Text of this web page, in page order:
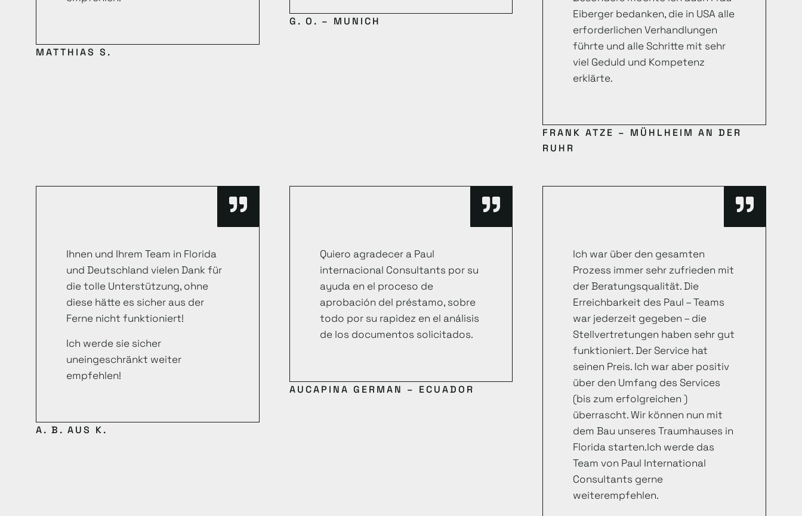
MATTHIAS S.
G. O. – MUNICH
Eiberger bedanken, die in USA alle
erforderlichen Verhandlungen
führte und alle Schritte mit sehr
viel Geduld und Kompetenz
erklärte.
FRANK ATZE – MÜHLHEIM AN DER
RUHR
Ihnen und Ihrem Team in Florida
und Deutschland vielen Dank für
die tolle Unterstützung, ohne
diese hätte es sicher aus der
Ferne nicht funktioniert!
Ich werde sie sicher
uneingeschränkt weiter
empfehlen!
A. B. AUS K.
Quiero agradecer a Paul
internacional Consultants por su
ayuda en el proceso de
aprobación del préstamo, sobre
todo por su rapidez en el análisis
de los documentos solicitados.
AUCAPINA GERMAN – ECUADOR
Ich war über den gesamten
Prozess immer sehr zufrieden mit
der Beratungsqualität. Die
Erreichbarkeit des Paul – Teams
war jederzeit gegeben – die
Stellvertretungen haben sehr gut
funktioniert. Der Service hat
seinen Preis. Ich war aber positiv
über den Umfang des Services
(bis zum erfolgreichen )
überrascht. Wir können nun mit
dem Bau unseres Traumhauses in
Florida starten.Ich werde das
Team von Paul International
Consultants gerne
weiterempfehlen.